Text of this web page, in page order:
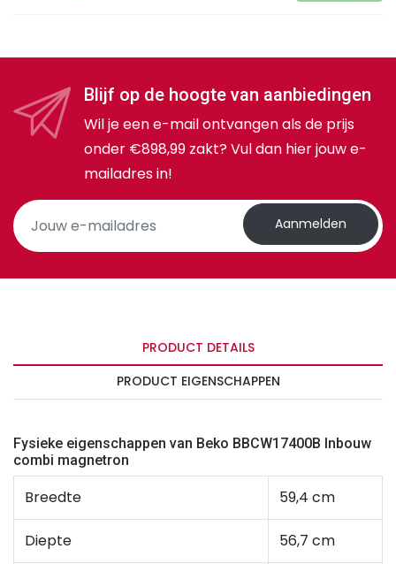
Blijf op de hoogte van aanbiedingen
Wil je een e-mail ontvangen als de prijs
onder €898,99 zakt? Vul dan hier jouw e-
mailadres in!
Aanmelden
PRODUCT DETAILS
PRODUCT EIGENSCHAPPEN
Fysieke eigenschappen van Beko BBCW17400B Inbouw
combi magnetron
Breedte 59,4 cm
Diepte 56,7 cm